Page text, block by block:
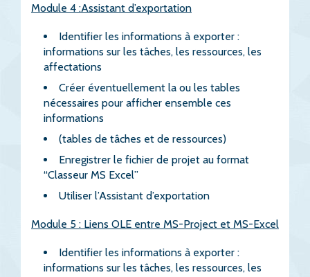
Module 4 :Assistant d’exportation
Identifier les informations à exporter :
informations sur les tâches, les ressources, les
affectations
Créer éventuellement la ou les tables
nécessaires pour afficher ensemble ces
informations
(tables de tâches et de ressources)
Enregistrer le fichier de projet au format
“Classeur MS Excel”
Utiliser l’Assistant d’exportation
Module 5 : Liens OLE entre MS-Project et MS-Excel
Identifier les informations à exporter :
informations sur les tâches, les ressources, les